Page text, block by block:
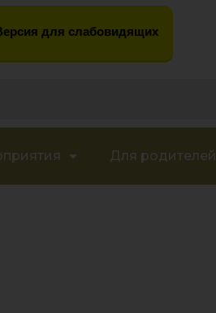
для слабовидящих
Для родителей